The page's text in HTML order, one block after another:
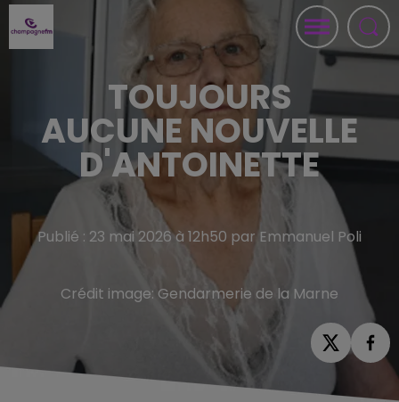
TOUJOURS
AUCUNE NOUVELLE
D'ANTOINETTE
Publié : 23 mai 2026 à 12h50 par Emmanuel Poli
Crédit image: Gendarmerie de la Marne